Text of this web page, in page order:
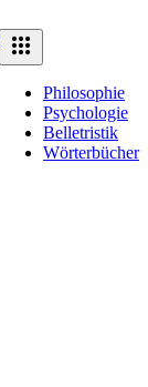
Philosophie
Psychologie
Belletristik
Wörterbücher